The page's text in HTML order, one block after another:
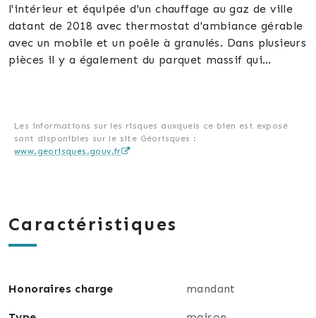
l'intérieur et équipée d'un chauffage au gaz de ville
datant de 2018 avec thermostat d'ambiance gérable
avec un mobile et un poêle à granulés. Dans plusieurs
pièces il y a également du parquet massif qui
qui est isolée au plafond et un garage. Il y a
plusieurs possibilités d'aménagement de l'extérieur
Au rez de chaussée :
-une entrée avec couloir
-Un salon/séjour d'environ 27 m² avec parquet massif
et poêle à bois
Les informations sur les risques auxquels ce bien est exposé
sont disponibles sur le site Géorisques :
www.georisques.gouv.fr
Caractéristiques
Honoraires charge mandant